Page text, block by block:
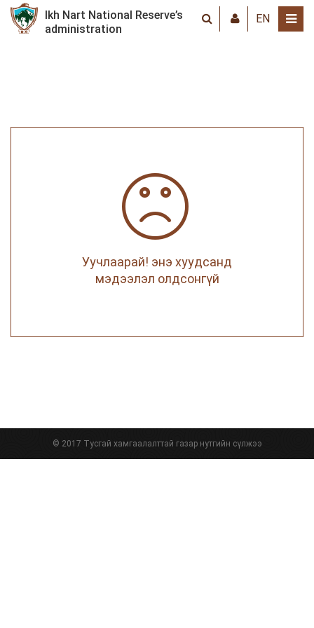
Ikh Nart National Reserve’s
administration
EN
Уучлаарай! энэ хуудсанд
мэдээлэл олдсонгүй
© 2017 Тусгай хамгаалалттай газар нутгийн сүлжээ